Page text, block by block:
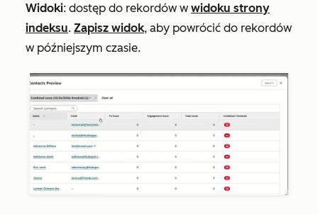
Widoki: dostęp do rekordów w widoku strony
indeksu. Zapisz widok, aby powrócić do rekordów
w późniejszym czasie.